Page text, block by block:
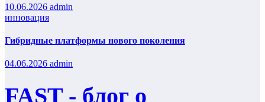
10.06.2026 admin
инновация
Гибридные платформы нового поколения
04.06.2026 admin
FAST - блог о